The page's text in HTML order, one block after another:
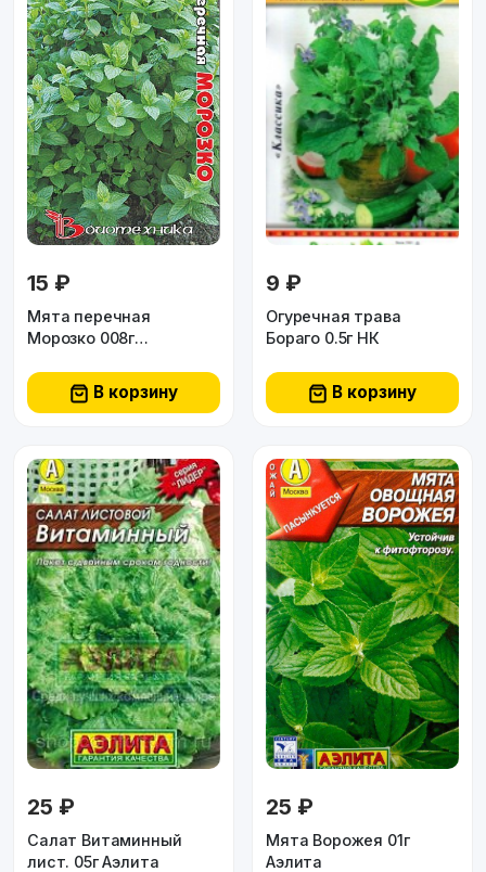
15 ₽
Мята перечная
Морозко 008г
В корзину
9 ₽
Огуречная трава
Бораго 0.5г НК
В корзину
25 ₽
Салат Витаминный
лист. 05г Аэлита
25 ₽
Мята Ворожея 01г
Аэлита